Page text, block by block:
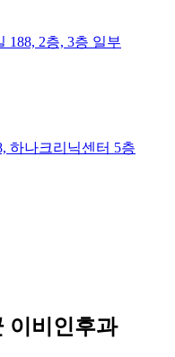
188, 2층, 3층 일부
하나크리닉센터 5층
이비인후과